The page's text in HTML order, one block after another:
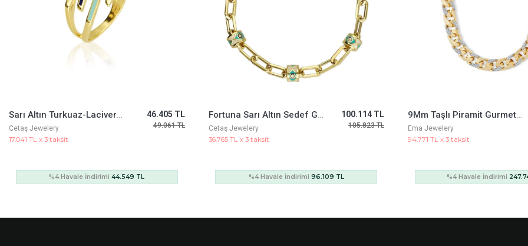
Sarı Altın Turkuaz-Lacivert Mineli Minima Yüzük
Cetaş Jewelery
17.041 TL x 3 taksit
46.405 TL
49.061 TL
%4 Havale İndirimi44.549 TL
Fortuna Sarı Altın Sedef Göz Mineli Bileklik
Cetaş Jewelery
36.765 TL x 3 taksit
100.114 TL
105.823 TL
%4 Havale İndirimi 96.109 TL
9Mm Taşlı Piramit Gurmet Zincir
Ema Jewelery
94.771 TL x 3 taksit
%4 Havale İndirimi